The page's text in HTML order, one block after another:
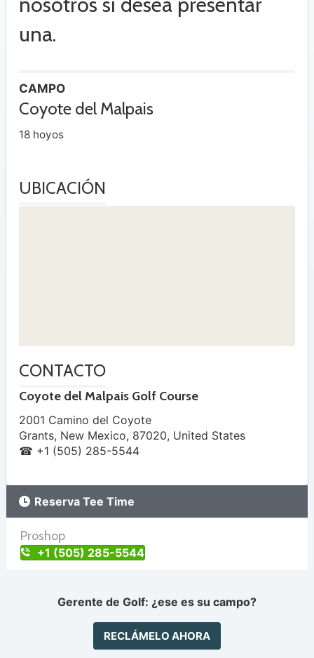
una.
CAMPO
Coyote del Malpais
18 hoyos
UBICACIÓN
CONTACTO
Coyote del Malpais Golf Course
2001 Camino del Coyote
Grants, New Mexico, 87020, United States
☎ +1 (505) 285-5544
Reserva Tee Time
Proshop
+1 (505) 285-5544
Gerente de Golf: ¿ese es su campo?
RECLÁMELO AHORA